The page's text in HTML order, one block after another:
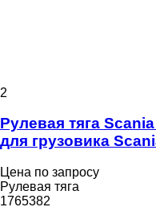
2
Рулевая тяга
для грузовика
Цена по запросу
Рулевая тяга
1765382